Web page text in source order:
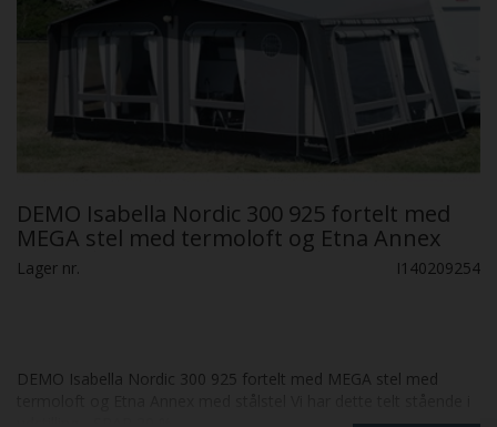
DEMO Isabella Nordic 300 925 fortelt med
MEGA stel med termoloft og Etna Annex
med stålstel
Lager nr. I140209254
DEMO Isabella Nordic 300 925 fortelt med MEGA stel med